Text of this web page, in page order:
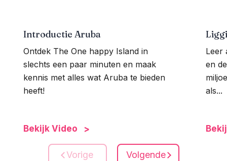
Introductie Aruba
Ontdek The One happy Island in
slechts een paar minuten en maak
kennis met alles wat Aruba te bieden
heeft!
Bekijk Video
Leer
en
als...
Vorige Volgende